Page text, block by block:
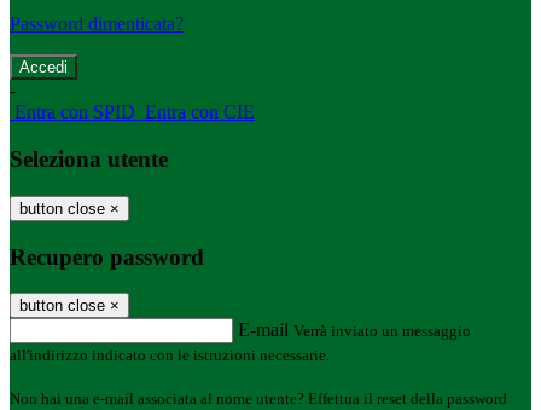
Password dimenticata?
-
Entra con SPID Entra con CIE
Seleziona utente
button close ×
Recupero password
button close ×
E-mail Verrà inviato un messaggio
all'indirizzo indicato con le istruzioni necessarie.
Non hai una e-mail associata al nome utente? Effettua il reset della password